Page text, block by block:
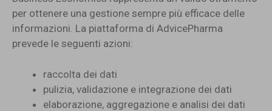
per ottenere una gestione sempre più efficace delle
informazioni. La piattaforma di AdvicePharma
prevede le seguenti azioni:
raccolta dei dati
pulizia, validazione e integrazione dei dati
elaborazione, aggregazione e analisi dei dati